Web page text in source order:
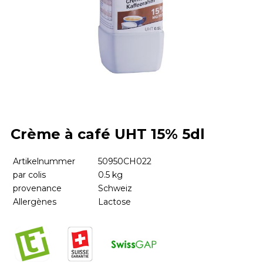
Crème à café UHT 15% 5dl
Artikelnummer
50950CH022
par colis
0.5 kg
provenance
Schweiz
Allergènes
Lactose